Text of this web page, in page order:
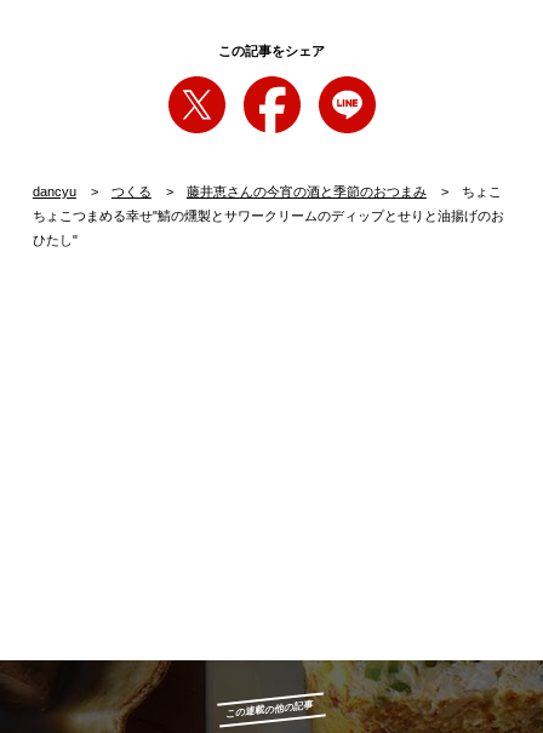
この記事をシェア
dancyu つくる 藤井恵さんの今宵の酒と季節のおつまみ
ちょこ
ちょこつまめる幸せ"鯖の燻製とサワークリームのディップとせりと油揚げのお
ひたし"
この連載の他の記事